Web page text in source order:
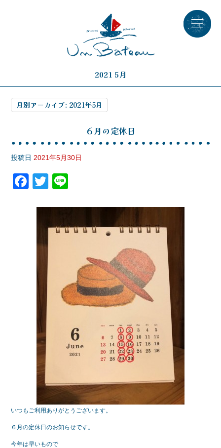
2021 5月
月別アーカイブ: 2021年5月
６月の定休日
投稿日 2021年5月30日
F
c
b
o
T
tt
er
e
いつもご利用ありがとうございます。
６月の定休日のお知らせです。
今年は早いもので